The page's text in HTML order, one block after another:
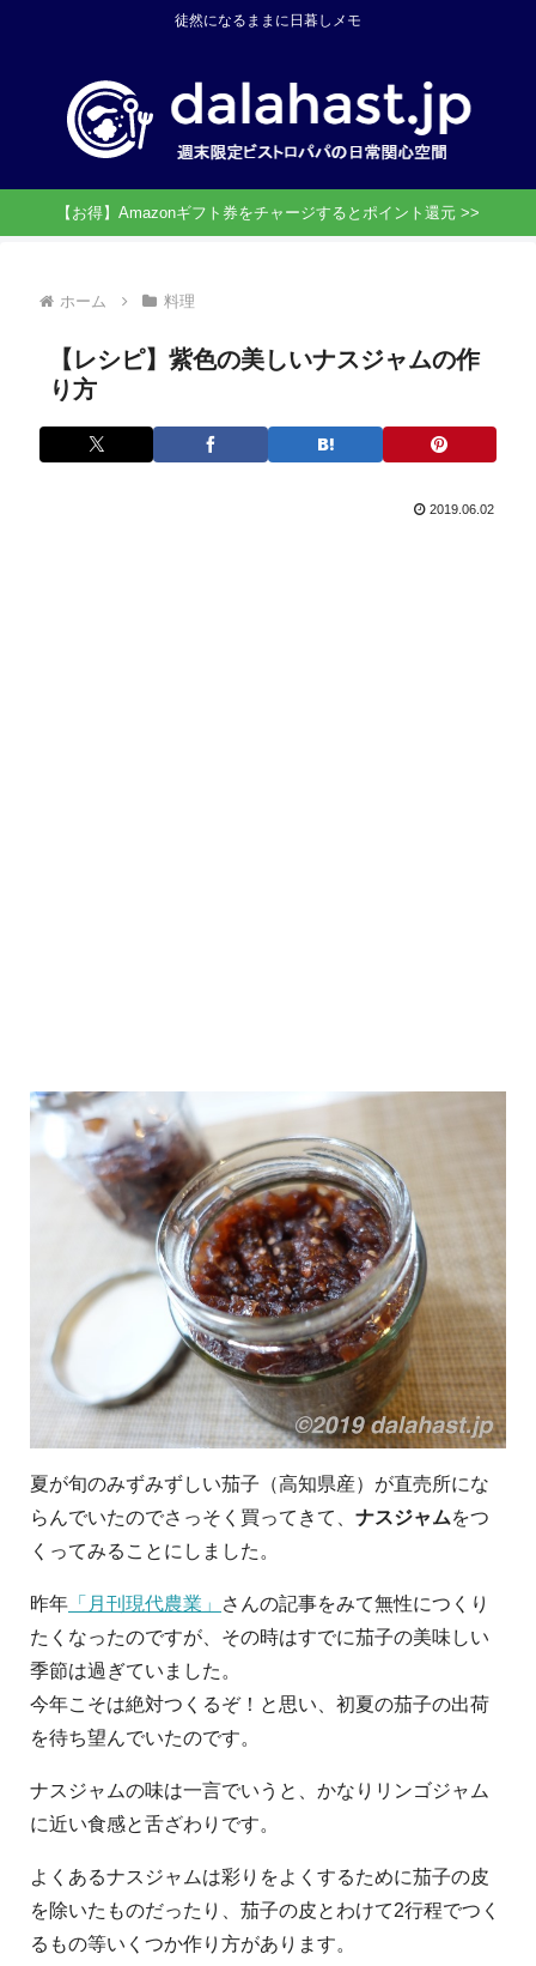
徒然になるままに日暮しメモ
【お得】Amazonギフト券をチャージするとポイント還元 >>
ホーム 料理
【レシピ】紫色の美しいナスジャムの作
り方
2019.06.02
夏が旬のみずみずしい茄子（高知県産）が直売所にな
らんでいたのでさっそく買ってきて、 ナスジャムをつ
くってみることにしました。
昨年 「月刊現代農業」
さんの記事をみて無性につくり
たくなったのですが、その時はすでに茄子の美味しい
季節は過ぎていました。
今年こそは絶対つくるぞ！と思い、初夏の茄子の出荷
を待ち望んでいたのです。
ナスジャムの味は一言でいうと、かなりリンゴジャム
に近い食感と舌ざわりです。
よくあるナスジャムは彩りをよくするために茄子の皮
を除いたものだったり、茄子の皮とわけて2行程でつく
るもの等いくつか作り方があります。